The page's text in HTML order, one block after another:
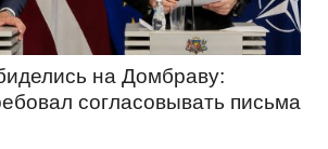
на Домбраву:
согласовывать письма